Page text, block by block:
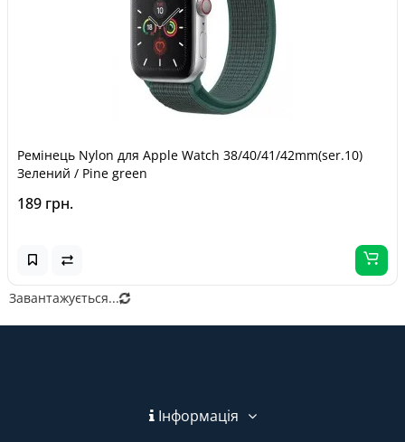
Ремінець Nylon для Apple Watch 38/40/41/42mm(ser.10)
Зелений / Pine green
189 грн.
Завантажується...
Інформація